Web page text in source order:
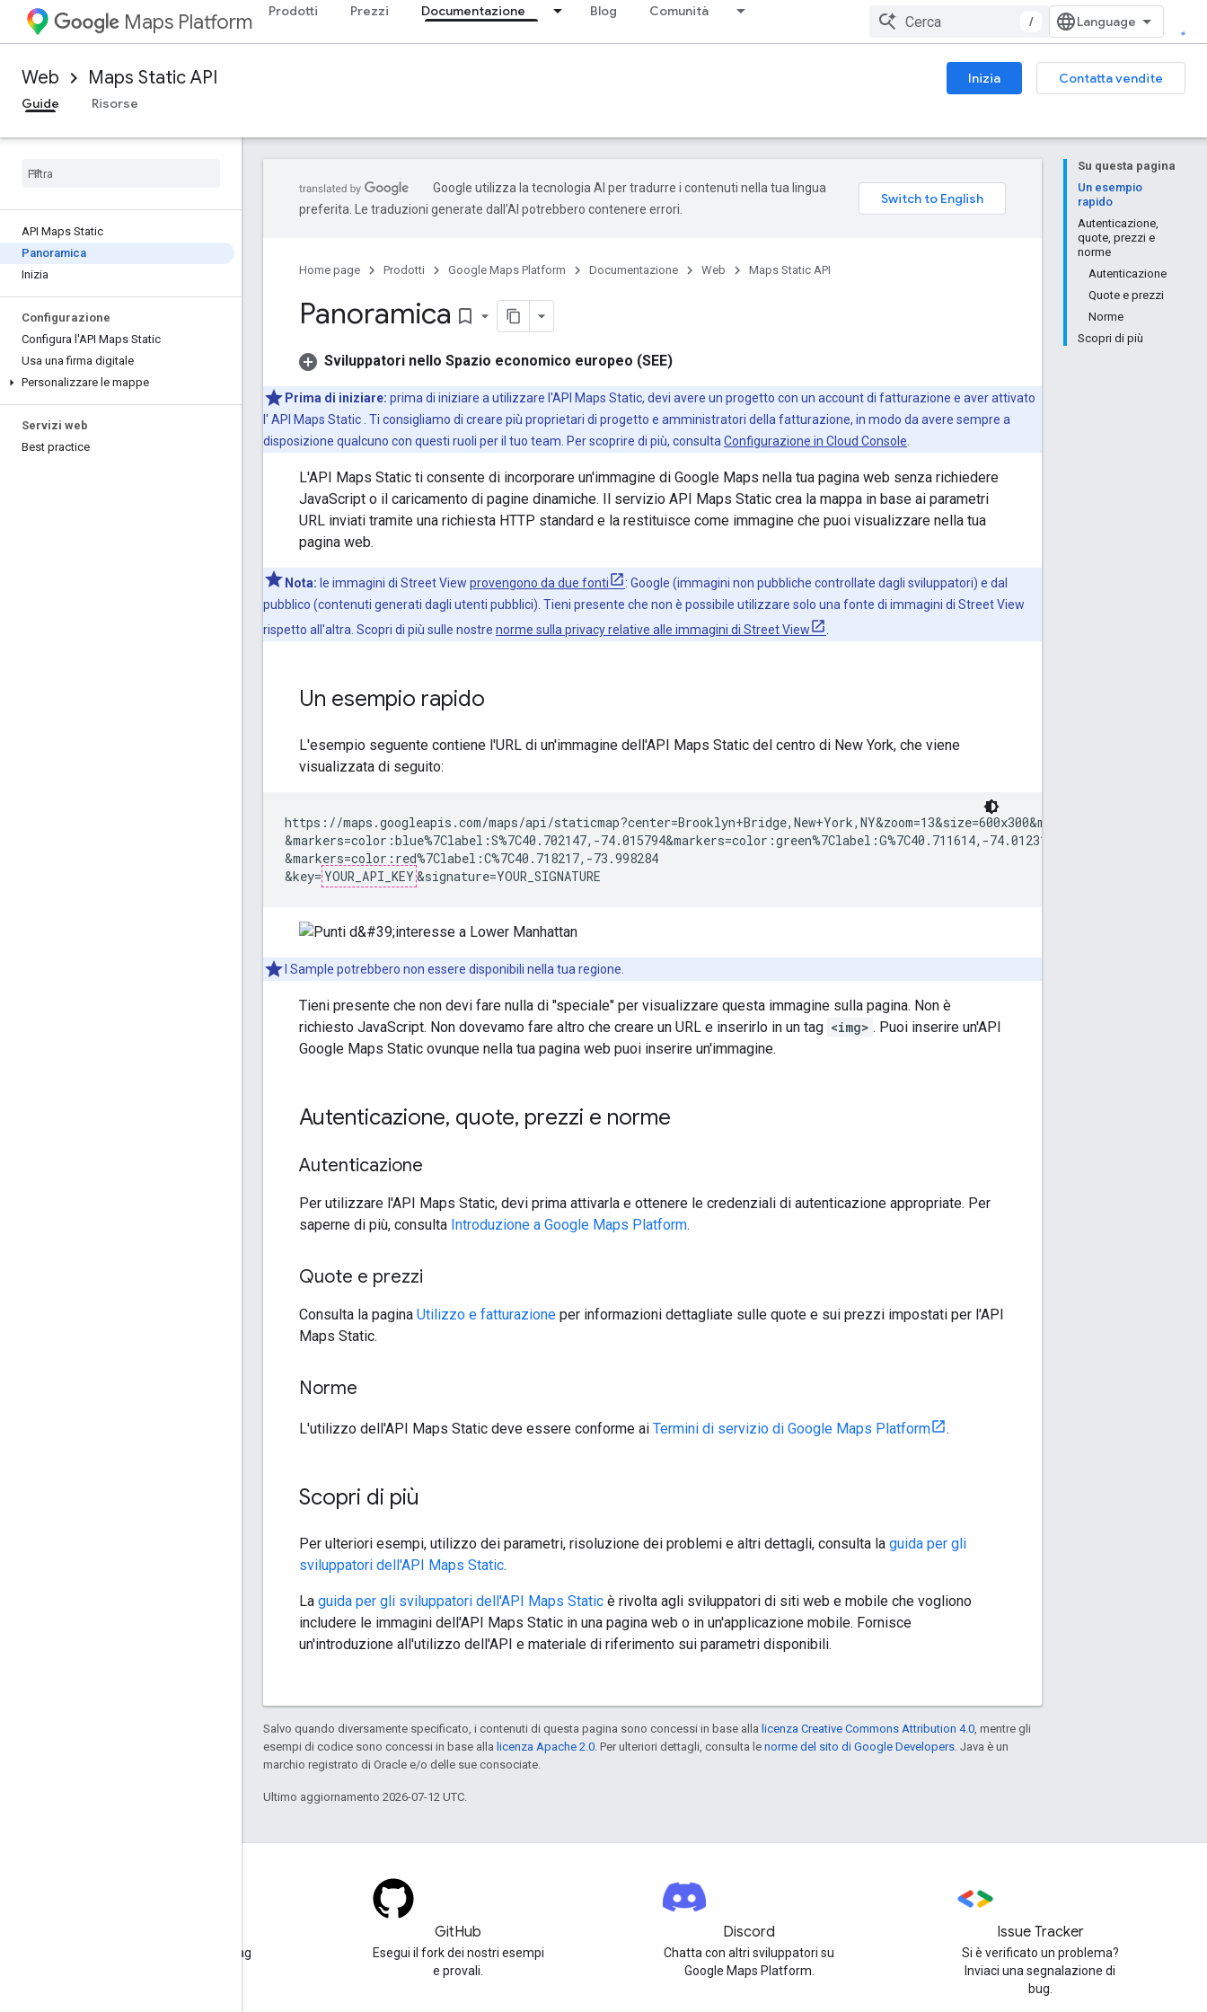
Maps Platform Prodotti Prezzi Documentazione Blog Comunità
/
Web Maps Static API Inizia
Contatta vendite
Guide
Risorse
API Maps Static
Panoramica
Inizia
Configurazione
Configura l'API Maps Static
Usa una firma digitale
Personalizzare le mappe
Servizi web
Best practice
Su questa pagina
Un esempio
rapido
Autenticazione,
quote, prezzi e
norme
Autenticazione
Quote e prezzi
Norme
Scopri di più
Google utilizza la tecnologia AI per tradurre i contenuti nella tua lingua
preferita. Le traduzioni generate dall'AI potrebbero contenere errori.
Home page Prodotti Google Maps Platform Documentazione Web Maps Static API
Panoramica bookmark_border
Sviluppatori nello Spazio economico europeo (SEE)
Prima di iniziare: prima di iniziare a utilizzare l'API Maps Static, devi avere un progetto con un account di fatturazione e aver attivato
l' API Maps Static . Ti consigliamo di creare più proprietari di progetto e amministratori della fatturazione, in modo da avere sempre a
disposizione qualcuno con questi ruoli per il tuo team. Per scoprire di più, consulta Configurazione in Cloud Console
L'API Maps Static ti consente di incorporare un'immagine di Google Maps nella tua pagina web senza richiedere
JavaScript o il caricamento di pagine dinamiche. Il servizio API Maps Static crea la mappa in base ai parametri
URL inviati tramite una richiesta HTTP standard e la restituisce come immagine che puoi visualizzare nella tua
pagina web.
Nota: le immagini di Street View provengono da due fonti
: Google (immagini non pubbliche controllate dagli sviluppatori) e dal
pubblico (contenuti generati dagli utenti pubblici). Tieni presente che non è possibile utilizzare solo una fonte di immagini di Street View
rispetto all'altra. Scopri di più sulle nostre norme sulla privacy relative alle immagini di Street View
Un esempio rapido
L'esempio seguente contiene l'URL di un'immagine dell'API Maps Static del centro di New York, che viene
visualizzata di seguito:
https://maps.googleapis.com/maps/api/staticmap?center=Brooklyn+Bridge,New+York,NY&zoom=13&size=600x300&maptype=roadmap
&markers=color:blue%7Clabel:S%7C40.702147,-74.015794&markers=color:green%7Clabel:G%7C40.711614,-74.012318
&markers=color:red%7Clabel:C%7C40.718217,-73.998284
&key= YOUR_API_KEY
I Sample potrebbero non essere disponibili nella tua regione.
Tieni presente che non devi fare nulla di "speciale" per visualizzare questa immagine sulla pagina. Non è
richiesto JavaScript. Non dovevamo fare altro che creare un URL e inserirlo in un tag <img> . Puoi inserire un'API
Google Maps Static ovunque nella tua pagina web puoi inserire un'immagine.
Autenticazione, quote, prezzi e norme
Autenticazione
Per utilizzare l'API Maps Static, devi prima attivarla e ottenere le credenziali di autenticazione appropriate. Per
saperne di più, consulta Introduzione a Google Maps Platform.
Quote e prezzi
Consulta la pagina Utilizzo e fatturazione per informazioni dettagliate sulle quote e sui prezzi impostati per l'API
Maps Static.
Norme
L'utilizzo dell'API Maps Static deve essere conforme ai Termini di servizio di Google Maps Platform .
Scopri di più
Per ulteriori esempi, utilizzo dei parametri, risoluzione dei problemi e altri dettagli, consulta la guida per gli
sviluppatori dell'API Maps Static.
La guida per gli sviluppatori dell'API Maps Static è rivolta agli sviluppatori di siti web e mobile che vogliono
includere le immagini dell'API Maps Static in una pagina web o in un'applicazione mobile. Fornisce
un'introduzione all'utilizzo dell'API e materiale di riferimento sui parametri disponibili.
Salvo quando diversamente specificato, i contenuti di questa pagina sono concessi in base alla licenza Creative Commons Attribution 4.0 , mentre gli
esempi di codice sono concessi in base alla licenza Apache 2.0 . Per ulteriori dettagli, consulta le norme del sito di Google Developers . Java è un
marchio registrato di Oracle e/o delle sue consociate.
Ultimo aggiornamento 2026-07-12 UTC.
Poni una domanda sotto il tag
GitHub
Esegui il fork dei nostri esempi
e provali.
Discord
Chatta con altri sviluppatori su
Google Maps Platform.
Issue Tracker
Si è verificato un problema?
Inviaci una segnalazione di
bug.